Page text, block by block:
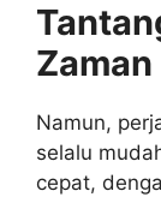
Namun,
selalu
cepat,